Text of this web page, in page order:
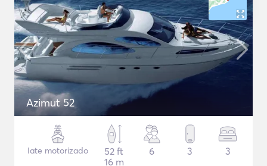
Azimut 52
Iate motorizado
52 ft
16 m
6 3 3